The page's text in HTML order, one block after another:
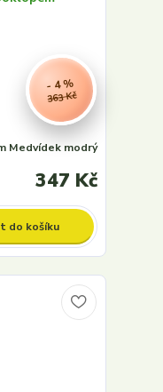
363 Kč
- 4 %
Medvídek modrý
347 Kč
do košíku